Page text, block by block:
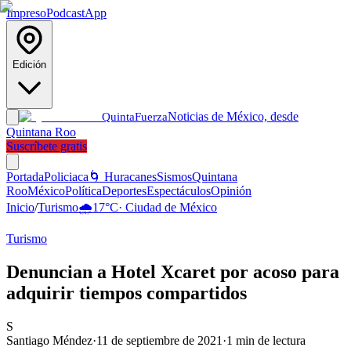
ImpresoPodcastApp
Edición
QuintaFuerzaNoticias de México, desde
Quintana Roo
Suscríbete gratis
PortadaPoliciaca 🌀 HuracanesSismosQuintana
RooMéxicoPolíticaDeportesEspectáculosOpinión
Inicio/Turismo🌧️17°C· Ciudad de México
Turismo
Denuncian a Hotel Xcaret por acoso para
adquirir tiempos compartidos
S
Santiago Méndez·11 de septiembre de 2021 ·1 min de lectura